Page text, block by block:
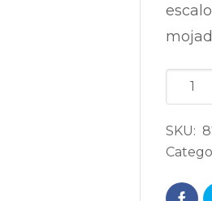
SHINKO
712
140/90-
15
SKU: